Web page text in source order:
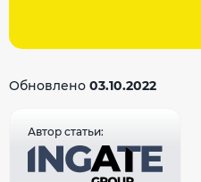
Обновлено 03.10.2022
Автор статьи: